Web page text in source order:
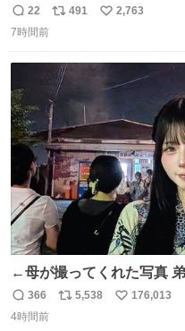
のミニチュア」 でも見てい
返
信
22
リ
ト
数
491
い
数
2,763
7時間前
←母が撮っ
返
信
366
リ
5,538
い
176,013
4時間前